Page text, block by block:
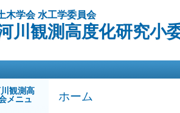
ン
コ
木学会 水工学委員会
川観測高度化研究小
観測高
メニュ
現在地
ホーム